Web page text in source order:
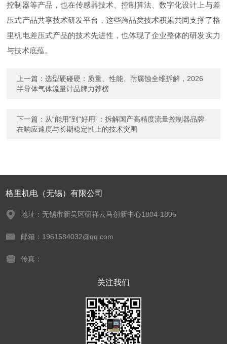
控制器等产品，也在传感器技术、控制算法、数字化设计上与差
压式产品共享技术研发平台，这些跨品类技术积累共同支撑了格
里机电差压式产品的技术先进性，也体现了企业整体的研发实力
与技术底蕴。
上一篇：选型硬碰硬：质量、性能、耐腐蚀全维拆解，2026
半导体气体流量计品牌力荐榜
下一篇： 从“能用”到“好用”：拆解国产高精度流量控制器品牌
在响应速度与长期稳定性上的技术突围
格里机电（无锡）有限公司
地址：无锡市新吴区研祥云马创新中心1804-1805
邮箱：1961584032@qq.com
传真：
关注我们